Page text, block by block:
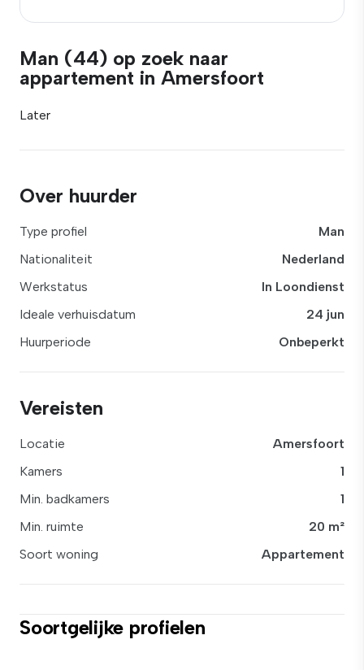
Man (44) op zoek naar
appartement in Amersfoort
Later
Over huurder
Type profiel
Man
Nationaliteit
Nederland
Werkstatus
In Loondienst
Ideale verhuisdatum
24 jun
Huurperiode
Onbeperkt
Vereisten
Locatie
Amersfoort
Kamers
1
Min. badkamers
1
Min. ruimte
20 m²
Soort woning
Appartement
Soortgelijke profielen